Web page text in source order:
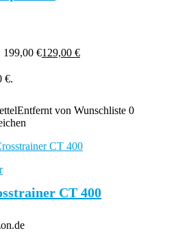
199,00 €129,00 €
€.
Entfernt von Wunschliste 0
CT 400